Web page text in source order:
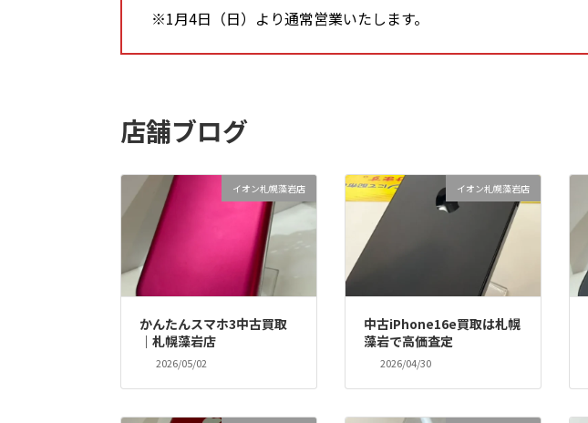
※1月4日（日）より通常営業いたします。
店舗ブログ
イオン札幌藻岩店
かんたんスマホ3中古買取
｜札幌藻岩店
2026/05/02
イオン札幌藻岩店
中古iPhone16e買取は札幌
藻岩で高価査定
2026/04/30